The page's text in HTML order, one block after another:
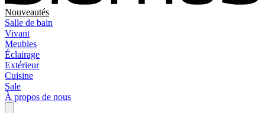
Nouveautés
Salle de bain
Vivant
Meubles
Éclairage
Extérieur
Cuisine
Sale
À propos de nous